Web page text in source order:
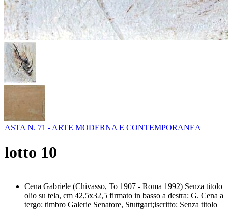
ASTA N. 71 - ARTE MODERNA E CONTEMPORANEA
lotto 10
Cena Gabriele (Chivasso, To 1907 - Roma 1992) Senza titolo
olio su tela, cm 42,5x32,5 firmato in basso a destra: G. Cena a
tergo: timbro Galerie Senatore, Stuttgart;iscritto: Senza titolo